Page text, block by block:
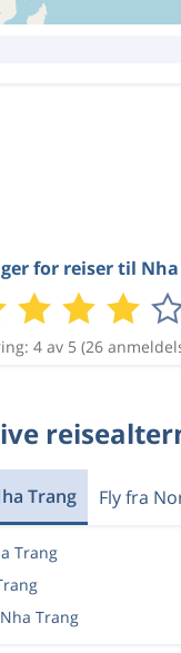
for reiser til
4 av 5 (26
Trang Fly fra
Trang
Trang